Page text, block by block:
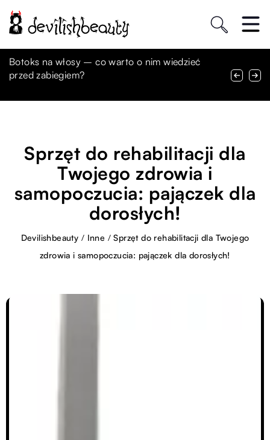
Jak unikać najczęstszych błędów w opiece nad
świeżym dziełem sztuki na skórze
Botoks na włosy – co warto o nim wiedzieć
przed zabiegiem?
Zastosowanie odczynników do hodowli
komórkowych i tkankowych w badaniach
Sprzęt do rehabilitacji dla
Twojego zdrowia i
samopoczucia: pajączek dla
dorosłych!
Devilishbeauty / Inne /Sprzęt do rehabilitacji dla Twojego
zdrowia i samopoczucia: pajączek dla dorosłych!